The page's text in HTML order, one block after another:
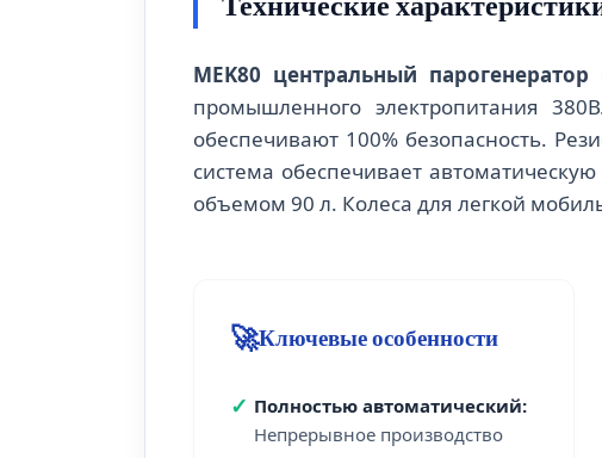
MEK80 центральный парогенератор
промышленного электропитания
обеспечивают 100% безопасность.
система обеспечивает
объемом 90 л. Колеса для легкой
🚀Ключевые особенности
✓ Полностью автоматический:
Непрерывное производство